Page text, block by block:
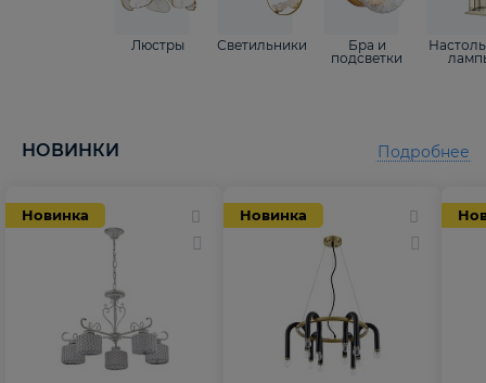
Люстры Светильники
Бра и
подсветки
НОВИНКИ
Новинка Новинка
Подробнее